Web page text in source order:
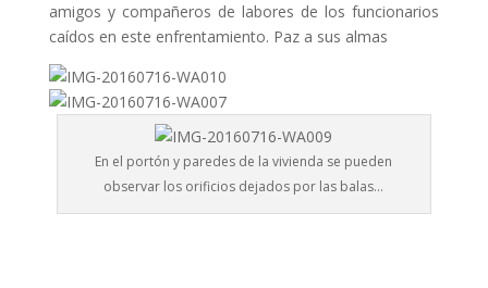
amigos y compañeros de labores de los funcionarios
caídos en este enfrentamiento. Paz a sus almas
En el portón y paredes de la vivienda se pueden
observar los orificios dejados por las balas…